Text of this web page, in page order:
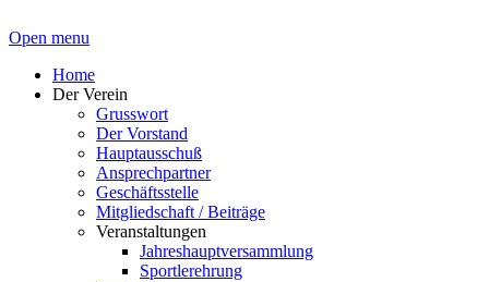
Open menu
Home
Der Verein
Grusswort
Der Vorstand
Hauptausschuß
Ansprechpartner
Geschäftsstelle
Mitgliedschaft / Beiträge
Veranstaltungen
Jahreshauptversammlung
Sportlerehrung